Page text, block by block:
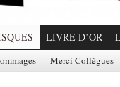
LIVRE D’OR
Merci Collègues